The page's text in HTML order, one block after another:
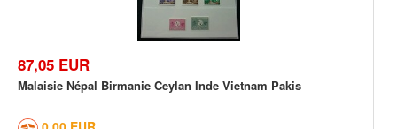
87,05 EUR
Malaisie Népal Birmanie Ceylan Inde Vietnam Pakis